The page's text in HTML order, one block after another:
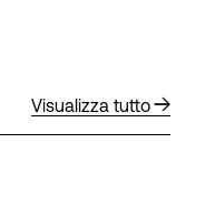
Visualizza tutto